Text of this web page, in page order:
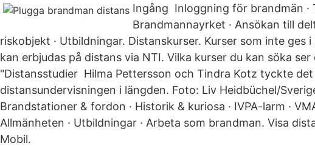
Ingång Inloggning för brandmän ·
Brandmannayrket · Ansökan till
riskobjekt · Utbildningar. Distanskurser. Kurser som inte ges
kan erbjudas på distans via NTI. Vilka kurser du kan söka
"Distansstudier Hilma Pettersson och Tindra Kotz tyckte
distansundervisningen i längden. Foto: Liv Heidbüchel/
Brandstationer & fordon · Historik & kuriosa · IVPA-larm ·
Allmänheten · Utbildningar · Arbeta som brandman. Visa
Mobil.